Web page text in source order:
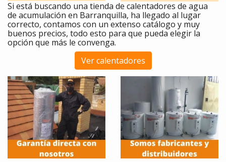
Si está buscando una tienda de calentadores de agua
de acumulación en Barranquilla, ha llegado al lugar
correcto, contamos con un extenso catálogo y muy
buenos precios, todo esto para que pueda elegir la
opción que más le convenga.
Ver calentadores